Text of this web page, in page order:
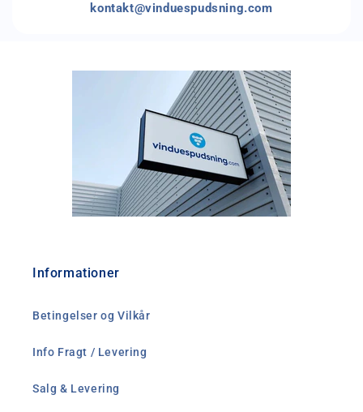
kontakt@vinduespudsning.com
Informationer
Betingelser og Vilkår
Info Fragt / Levering
Salg & Levering